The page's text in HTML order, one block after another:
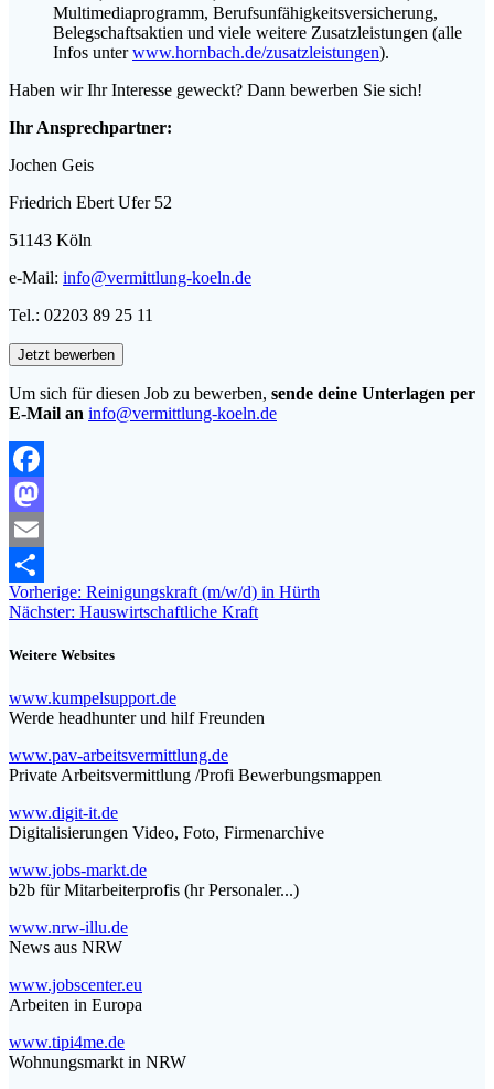
Multimediaprogramm, Berufsunfähigkeitsversicherung,
Belegschaftsaktien und viele weitere Zusatzleistungen (alle
Infos unterwww.hornbach.de/zusatzleistungen).
Haben wir Ihr Interesse geweckt? Dann bewerben Sie sich!
Ihr Ansprechpartner:
Jochen Geis
Friedrich Ebert Ufer 52
51143 Köln
e-Mail: info@vermittlung-koeln.de
Tel.: 02203 89 25 11
Um sich für diesen Job zu bewerben, sende deine Unterlagen per
E-Mail an info@vermittlung-koeln.de
Facebook
Mastodon
Email
Teilen
Beitragsnavigation
Vorherige: Vorheriger
Beitrag:
Reinigungskraft (m/w/d) in Hürth
Nächster: Nächster
Hauswirtschaftliche Kraft
Weitere Websites
www.kumpelsupport.de
Werde headhunter und hilf Freunden
www.pav-arbeitsvermittlung.de
Private Arbeitsvermittlung /Profi Bewerbungsmappen
www.digit-it.de
Digitalisierungen Video, Foto, Firmenarchive
www.jobs-markt.de
b2b für Mitarbeiterprofis (hr Personaler...)
www.nrw-illu.de
News aus NRW
www.jobscenter.eu
Arbeiten in Europa
www.tipi4me.de
Wohnungsmarkt in NRW